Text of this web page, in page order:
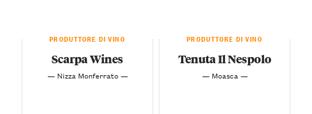
PRODUTTORE DI VINO
Scarpa Wines
— Nizza Monferrato —
PRODUTTORE DI VINO
Tenuta Il Nespolo
— Moasca —